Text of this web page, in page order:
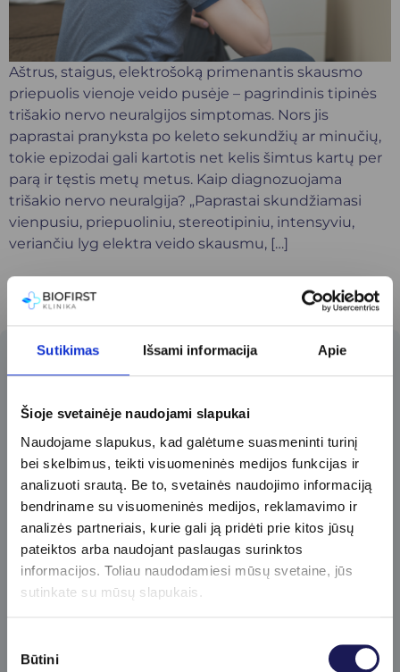
Sutikimas Išsami informacija Apie
Šioje svetainėje naudojami slapukai
Naudojame slapukus, kad galėtume suasmeninti turinį
bei skelbimus, teikti visuomeninės medijos funkcijas ir
analizuoti srautą. Be to, svetainės naudojimo informaciją
bendriname su visuomeninės medijos, reklamavimo ir
analizės partneriais, kurie gali ją pridėti prie kitos jūsų
pateiktos arba naudojant paslaugas surinktos
informacijos. Toliau naudodamiesi mūsų svetaine, jūs
sutinkate su mūsų slapukais.
pasirinkimas
Būtini
Aštrus, staigus, elektrošoką primenantis skausmo
priepuolis vienoje veido pusėje – pagrindinis tipinės
trišakio nervo neuralgijos simptomas. Nors jis
paprastai pranyksta po keleto sekundžių ar minučių,
tokie epizodai gali kartotis net kelis šimtus kartų per
parą ir tęstis metų metus. Kaip diagnozuojama
trišakio nervo neuralgija? „Paprastai skundžiamasi
vienpusiu, priepuoliniu, stereotipiniu, intensyviu,
veriančiu lyg elektra veido skausmu, […]
Prenumeruokite
naujienlaiškį​
Pirmieji gaukite specialius klinikos
pasiūlymus ir sužinokite apie naujienas!